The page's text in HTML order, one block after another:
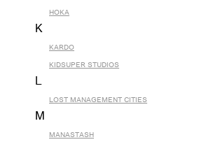
HOKA
K
KARDO
KIDSUPER STUDIOS
L
LOST MANAGEMENT CITIES
M
MANASTASH